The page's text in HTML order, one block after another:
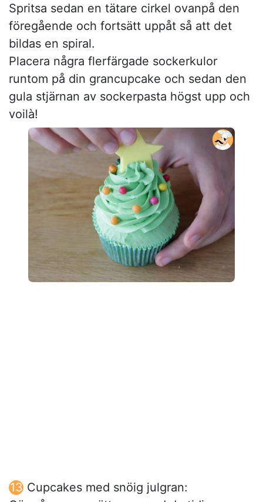
Spritsa sedan en tätare cirkel ovanpå den
föregående och fortsätt uppåt så att det
bildas en spiral.
Placera några flerfärgade sockerkulor
runtom på din grancupcake och sedan den
gula stjärnan av sockerpasta högst upp och
voilà!
Cupcakes med snöig julgran: